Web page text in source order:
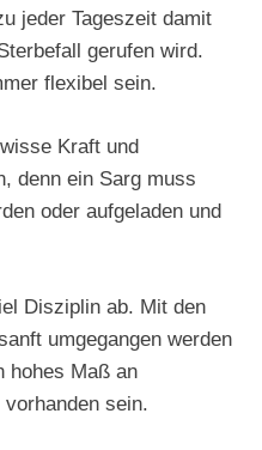
jeder Tageszeit damit
gerufen wird.
flexibel sein.
Kraft und
denn ein Sarg muss
oder aufgeladen und
Disziplin ab. Mit den
umgegangen werden
hohes Maß an
sein.